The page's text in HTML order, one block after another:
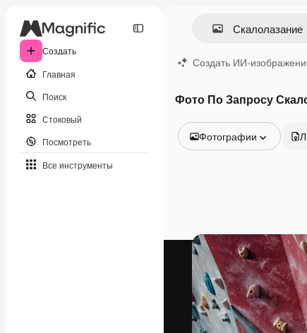
Создать
Главная
Поиск
Стоковый
Посмотреть
Все инструменты
Создать ИИ-
Фото По Запросу
Фотографии
Видео
Видеоролик
Моушн-дизайн
Видеошаблоны
Иконки
3D-модели
Шрифты
Креативная